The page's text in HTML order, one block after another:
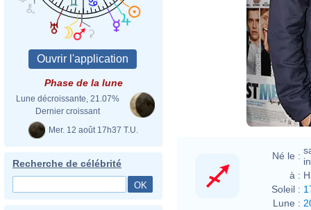
Phase de la lune
Lune décroissante, 21.07%
Dernier croissant
Mer. 12 août 17h37 T.U.
Recherche de célébrité
Né le :
à :
Soleil :
Lune :